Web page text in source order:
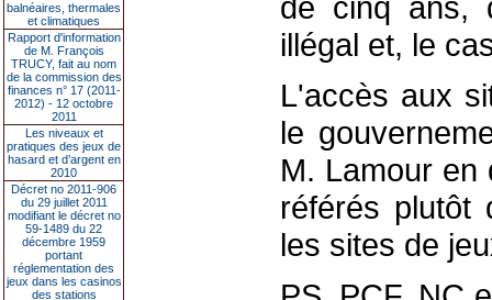
balnéaires, thermales
et climatiques
Rapport d'information
de M. François
TRUCY, fait au nom
de la commission des
finances n° 17 (2011-
2012) - 12 octobre
2011
Les niveaux et
pratiques des jeux de
hasard et d’argent en
2010
Décret no 2011-906
du 29 juillet 2011
modifiant le décret no
59-1489 du 22
décembre 1959
portant
réglementation des
jeux dans les casinos
des stations
illégal et, le
L'accès aux
le
M. Lamour en
référés plutôt
les sites de